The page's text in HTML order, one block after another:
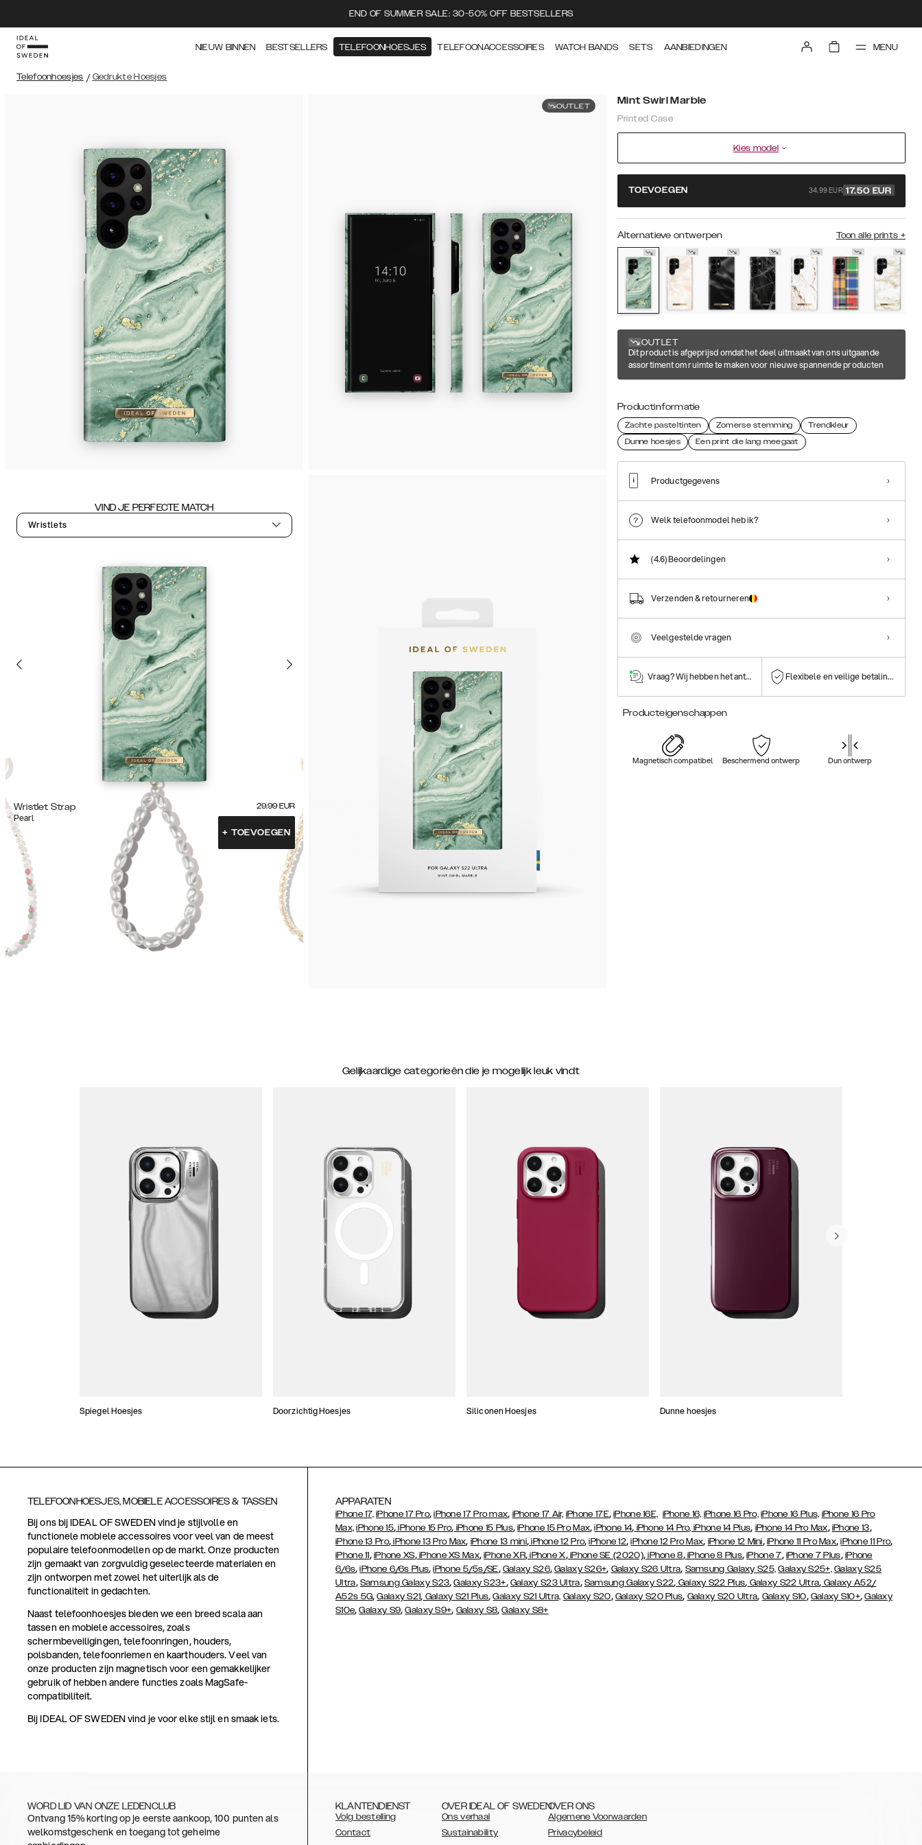
END OF SUMMER SALE: 30-50% OFF BESTSELLERS
NIEUW BINNEN BESTSELLERS TELEFOONHOESJES TELEFOONACCESSOIRES WATCH BANDS SETS AANBIEDINGEN MENU
Telefoonhoesjes / Gedrukte Hoesjes
OUTLET
VIND JE PERFECTE MATCH
Wristlets
Wristlet Strap
Pearl
29.99 EUR
+ TOEVOEGEN
Mint Swirl Marble
Printed Case
Kies model
TOEVOEGEN 34.99 EUR 17.50 EUR
Alternatieve ontwerpen Toon alle prints +
OUTLET
Dit product is afgeprijsd omdat het deel uitmaakt van ons uitgaande
assortiment om ruimte te maken voor nieuwe spannende producten
Productinformatie
Zachte pasteltinten Zomerse stemming
Trendkleur
Dunne hoesjes
Een print die lang meegaat
Productgegevens
Welk telefoonmodel heb ik?
(4.6)Beoordelingen
Verzenden & retourneren
Veelgestelde vragen
Vraag? Wij hebben het antwoord! Flexibele en veilige betalingen
Producteigenschappen
Magnetisch compatibel Beschermend ontwerp Dun ontwerp
Gelijkaardige categorieën die je mogelijk leuk vindt
Spiegel Hoesjes Doorzichtig Hoesjes Siliconen Hoesjes Dunne hoesjes
TELEFOONHOESJES, MOBIELE ACCESSOIRES & TASSEN
Bij ons bij IDEAL OF SWEDEN vind je stijlvolle en
functionele mobiele accessoires voor veel van de meest
populaire telefoonmodellen op de markt. Onze producten
zijn gemaakt van zorgvuldig geselecteerde materialen en
zijn ontworpen met zowel het uiterlijk als de
functionaliteit in gedachten.
Naast telefoonhoesjes bieden we een breed scala aan
tassen en mobiele accessoires, zoals
schermbeveiligingen, telefoonringen, houders,
polsbanden, telefoonriemen en kaarthouders. Veel van
onze producten zijn magnetisch voor een gemakkelijker
gebruik of hebben andere functies zoals MagSafe-
compatibiliteit.
Bij IDEAL OF SWEDEN vind je voor elke stijl en smaak iets.
APPARATEN
iPhone 17, iPhone 17 Pro,iPhone 17 Pro max, iPhone 17 Air, iPhone 17E,iPhone 16E, iPhone 16, iPhone 16 Pro, iPhone 16 Plus, iPhone 16 Pro
Max, iPhone 15, iPhone 15 Pro, iPhone 15 Plus,iPhone 15 Pro Max,iPhone 14, iPhone 14 Pro, iPhone 14 Plus, iPhone 14 Pro Max, iPhone 13,
iPhone 13 Pro, iPhone 13 Pro Max, iPhone 13 mini,iPhone 12 Pro,iPhone 12,iPhone 12 Pro Max, iPhone 12 Mini, iPhone 11 Pro Max,iPhone 11 Pro,
iPhone 11, iPhone XS,iPhone XS Max,iPhone XR,iPhone X,iPhone SE (2020),iPhone 8,iPhone 8 Plus,iPhone 7, iPhone 7 Plus, iPhone
6/6s,iPhone 6/6s Plus,iPhone 5/5s/SE, Galaxy S26,Galaxy S26+, Galaxy S26 Ultra, Samsung Galaxy S25, Galaxy S25+, Galaxy S25
Ultra, Samsung Galaxy S23,Galaxy S23+, Galaxy S23 Ultra, Samsung Galaxy S22, Galaxy S22 Plus, Galaxy S22 Ultra, Galaxy A52/
A52s 5G,Galaxy S21, Galaxy S21 Plus,Galaxy S21 Ultra, Galaxy S20, Galaxy S20 Plus, Galaxy S20 Ultra, Galaxy S10, Galaxy S10+,Galaxy
S10e,Galaxy S9,Galaxy S9+, Galaxy S8,Galaxy S8+
WORD LID VAN ONZE LEDENCLUB
Ontvang 15% korting op je eerste aankoop, 100 punten als
welkomstgeschenk en toegang tot geheime
KLANTENDIENST
Volg bestelling
Contact
OVER IDEAL OF SWEDEN
Ons verhaal
Sustainability
OVER ONS
Algemene Voorwaarden
Privacybeleid